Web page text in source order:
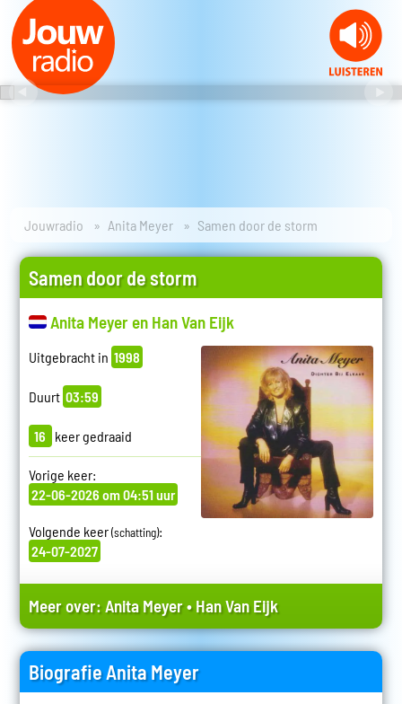
Jouwradio Anita Meyer Samen door de storm
Samen door de storm
Anita Meyer en Han Van Eijk
Uitgebracht in 1998
Duurt 03:59
16 keer gedraaid
Vorige keer:
22-06-2026 om 04:51 uur
Volgende keer(schatting):
24-07-2027
Meer over:Anita Meyer•Han Van Eijk
Biografie Anita Meyer